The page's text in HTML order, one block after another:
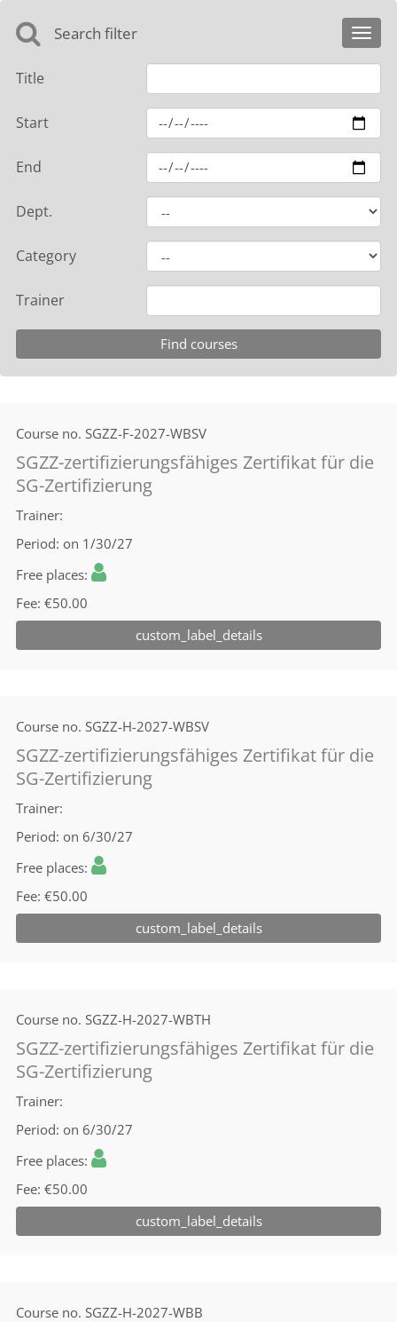
Search filter
Title
Start
End
Dept.
Category
Trainer
Course no. SGZZ-F-2027-WBSV
SGZZ-zertifizierungsfähiges Zertifikat für die
SG-Zertifizierung
Trainer
Period on 1/30/27
Free places
Fee €50.00
custom_label_details
Course no. SGZZ-H-2027-WBSV
SGZZ-zertifizierungsfähiges Zertifikat für die
SG-Zertifizierung
Trainer
Period on 6/30/27
Free places
Fee €50.00
custom_label_details
Course no. SGZZ-H-2027-WBTH
SGZZ-zertifizierungsfähiges Zertifikat für die
SG-Zertifizierung
Trainer
Period on 6/30/27
Free places
Fee €50.00
custom_label_details
Course no. SGZZ-H-2027-WBB